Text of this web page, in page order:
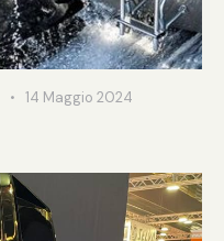
14 Maggio 2024